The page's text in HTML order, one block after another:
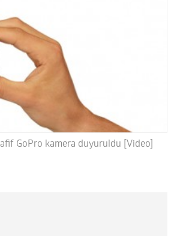
GoPro kamera duyuruldu [Video]